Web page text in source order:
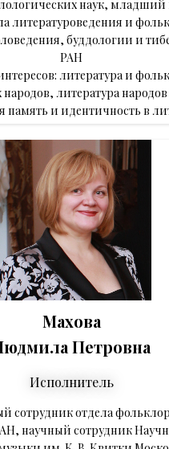
наук, младший
литературоведения и
буддологии и
РАН
литература и
литература
память и идентичность в
Махова
Петровна
Исполнитель
сотрудник отдела
, научный сотрудник